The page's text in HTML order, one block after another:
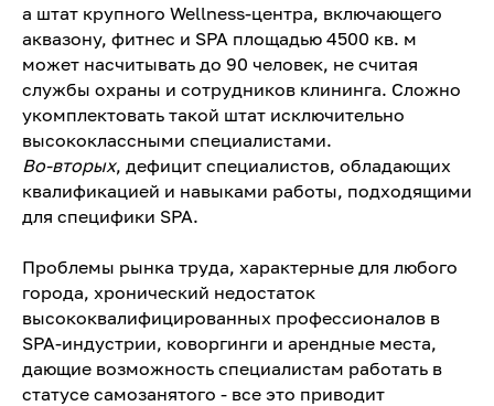
а штат крупного Wellness-центра, включающего
аквазону, фитнес и SPA площадью 4500 кв. м
может насчитывать до 90 человек, не считая
службы охраны и сотрудников клининга. Сложно
укомплектовать такой штат исключительно
высококлассными специалистами.
Во-вторых, дефицит специалистов, обладающих
квалификацией и навыками работы, подходящими
для специфики SPA.
Проблемы рынка труда, характерные для любого
города, хронический недостаток
высококвалифицированных профессионалов в
SPA-индустрии, коворгинги и арендные места,
дающие возможность специалистам работать в
статусе самозанятого - все это приводит